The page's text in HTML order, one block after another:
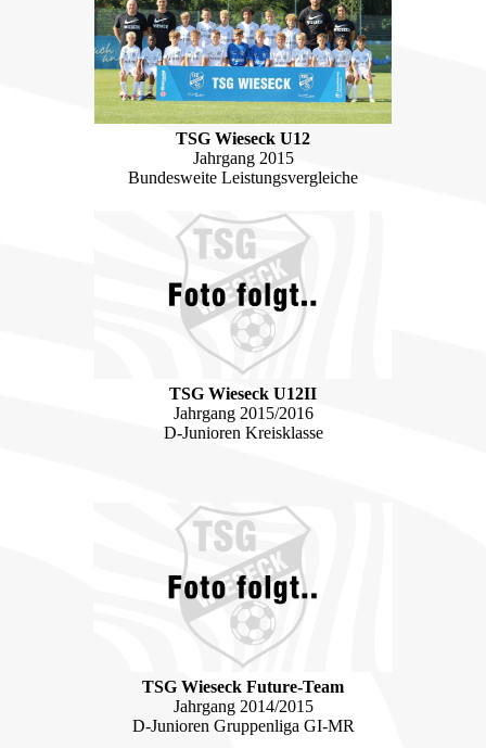
TSG Wieseck U12
Jahrgang 2015
Bundesweite Leistungsvergleiche
TSG Wieseck U12II
Jahrgang 2015/2016
D-Junioren Kreisklasse
TSG Wieseck Future-Team
Jahrgang 2014/2015
D-Junioren Gruppenliga GI-MR